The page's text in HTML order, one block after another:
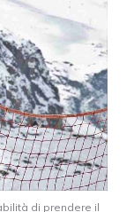
di prendere il